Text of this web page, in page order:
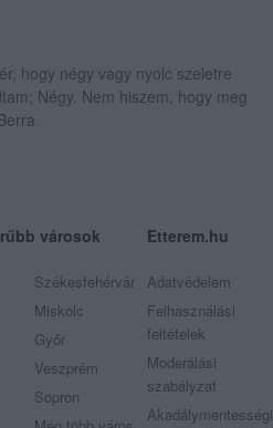
hogy négy vagy nyolc szeletre
Négy. Nem hiszem, hogy meg
városok
Székesfehérvár
Miskolc
Győr
Veszprém
Sopron
Etterem.hu
Adatvédelem
Felhasználási
feltételek
Moderálási
szabályzat
Akadálymentességi